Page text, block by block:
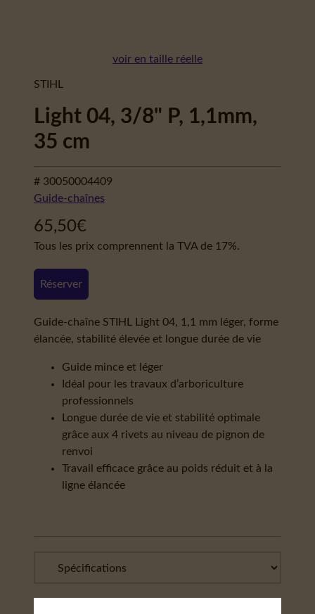
voir en taille réelle
STIHL
Light 04, 3/8" P, 1,1mm,
35 cm
# 30050004409
Guide-chaînes
65,50€
Tous les prix comprennent la TVA de 17%.
Réserver
Guide-chaîne STIHL Light 04, 1,1 mm léger, forme
élancée, stabilité élevée et longue durée de vie
Guide mince et léger
Idéal pour les travaux d’arboriculture
professionnels
Longue durée de vie et stabilité optimale
grâce aux 4 rivets au niveau de pignon de
renvoi
Travail efficace grâce au poids réduit et à la
ligne élancée